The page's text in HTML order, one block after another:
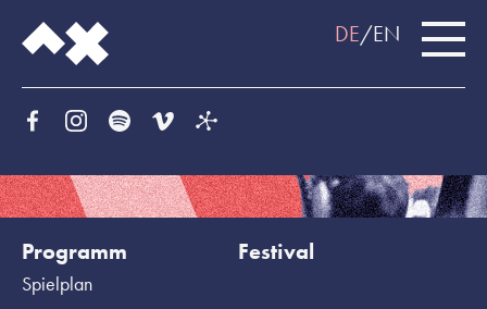
DE EN
Programm
Spielplan
Festival